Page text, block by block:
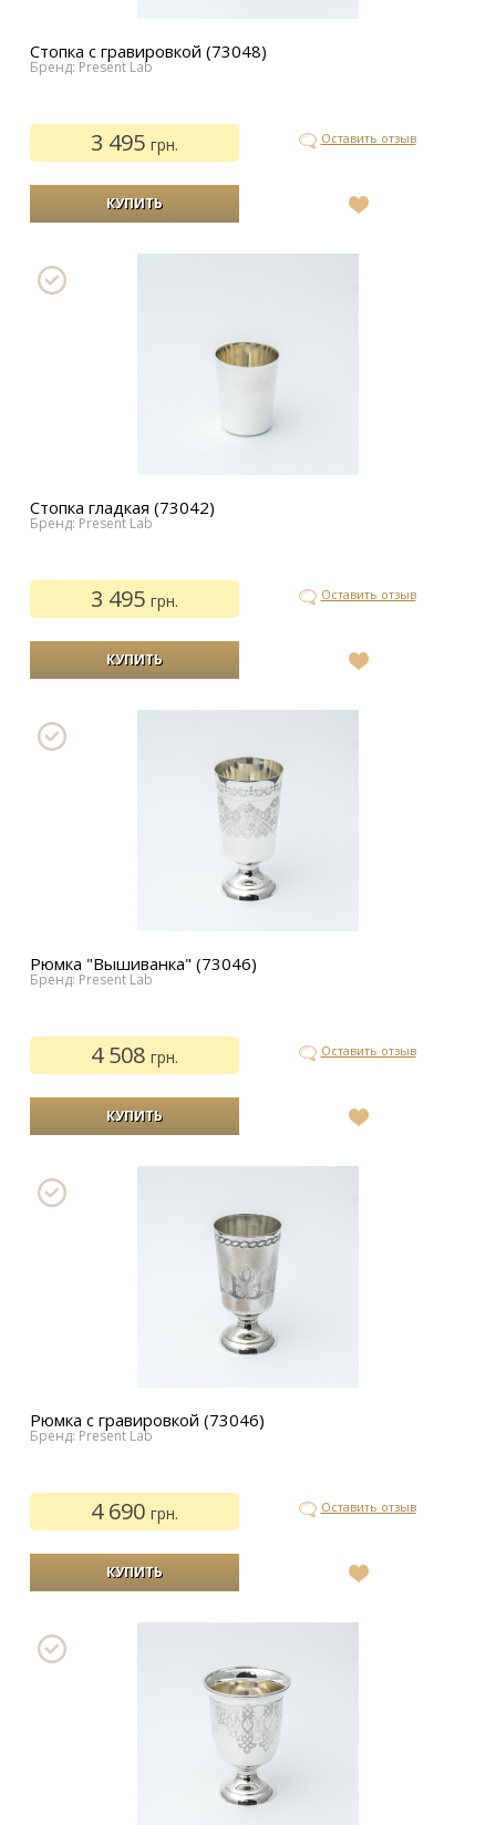
Стопка с гравировкой (73048)
Бренд: Present Lab
3 495грн. Оставить отзыв
желаний
Стопка гладкая (73042)
Бренд: Present Lab
3 495грн. Оставить отзыв
желаний
Рюмка "Вышиванка" (73046)
Бренд: Present Lab
4 508грн. Оставить отзыв
желаний
Рюмка с гравировкой (73046)
Бренд: Present Lab
4 690грн. Оставить отзыв
желаний